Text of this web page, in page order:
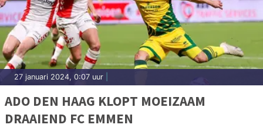
27 januari 2024, 0:07 uur
ADO DEN HAAG KLOPT MOEIZAAM
DRAAIEND FC EMMEN